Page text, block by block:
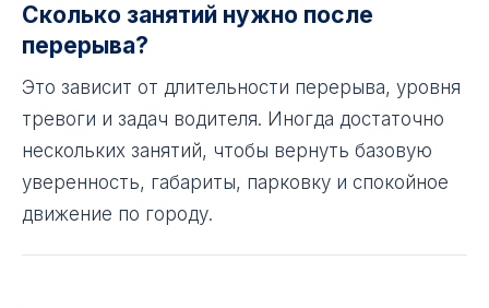
Сколько занятий нужно после
перерыва?
Это зависит от длительности перерыва, уровня
тревоги и задач водителя. Иногда достаточно
нескольких занятий, чтобы вернуть базовую
уверенность, габариты, парковку и спокойное
движение по городу.